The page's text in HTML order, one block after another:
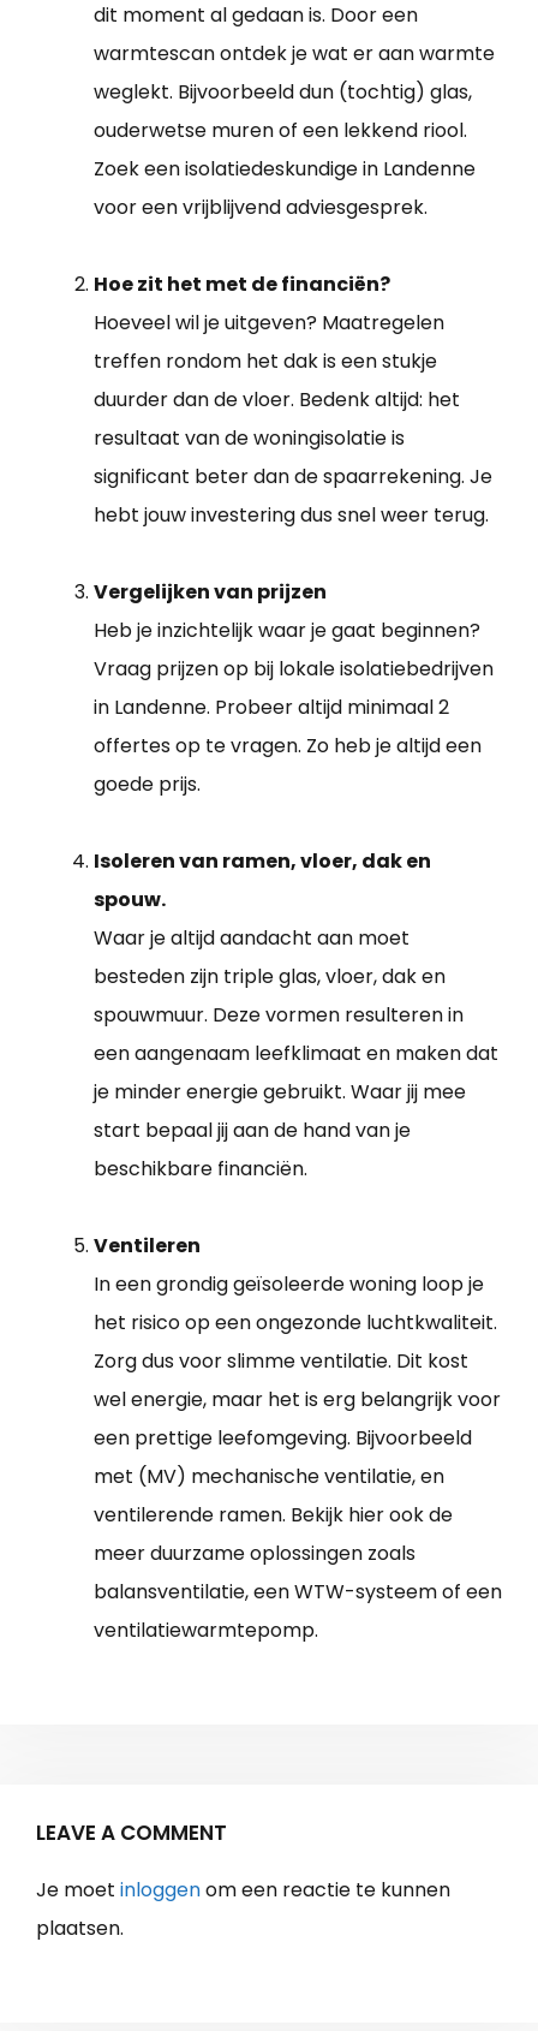
dit moment al gedaan is. Door een
warmtescan ontdek je wat er aan warmte
weglekt. Bijvoorbeeld dun (tochtig) glas,
ouderwetse muren of een lekkend riool.
Zoek een isolatiedeskundige in Landenne
voor een vrijblijvend adviesgesprek.
Hoe zit het met de financiën?
Hoeveel wil je uitgeven? Maatregelen
treffen rondom het dak is een stukje
duurder dan de vloer. Bedenk altijd: het
resultaat van de woningisolatie is
significant beter dan de spaarrekening. Je
hebt jouw investering dus snel weer terug.
Vergelijken van prijzen
Heb je inzichtelijk waar je gaat beginnen?
Vraag prijzen op bij lokale isolatiebedrijven
in Landenne. Probeer altijd minimaal 2
offertes op te vragen. Zo heb je altijd een
goede prijs.
Isoleren van ramen, vloer, dak en
spouw.
Waar je altijd aandacht aan moet
besteden zijn triple glas, vloer, dak en
spouwmuur. Deze vormen resulteren in
een aangenaam leefklimaat en maken dat
je minder energie gebruikt. Waar jij mee
start bepaal jij aan de hand van je
beschikbare financiën.
Ventileren
In een grondig geïsoleerde woning loop je
het risico op een ongezonde luchtkwaliteit.
Zorg dus voor slimme ventilatie. Dit kost
wel energie, maar het is erg belangrijk voor
een prettige leefomgeving. Bijvoorbeeld
met (MV) mechanische ventilatie, en
ventilerende ramen. Bekijk hier ook de
meer duurzame oplossingen zoals
balansventilatie, een WTW-systeem of een
ventilatiewarmtepomp.
LEAVE A COMMENT
Je moet inloggenom een reactie te kunnen
plaatsen.